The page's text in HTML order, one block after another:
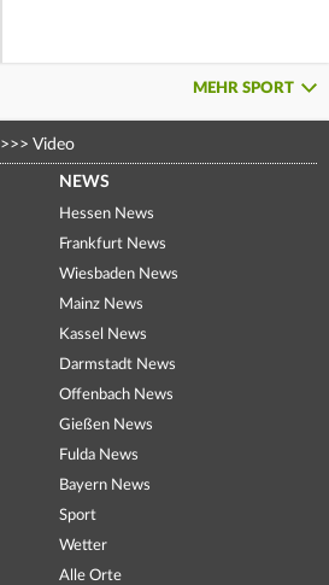
MEHR SPORT
>>> Video
NEWS
Hessen News
Frankfurt News
Wiesbaden News
Mainz News
Kassel News
Darmstadt News
Offenbach News
Gießen News
Fulda News
Bayern News
Sport
Wetter
Alle Orte